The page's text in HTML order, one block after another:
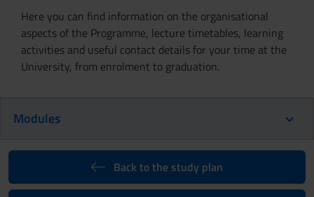
Here you can find information on the organisational
aspects of the Programme, lecture timetables, learning
activities and useful contact details for your time at the
University, from enrolment to graduation.
Modules
Back to the study plan